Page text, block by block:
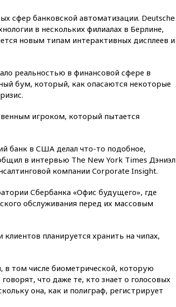
08:51 Осужденный в России
американец Гилман
находится при смерти
07:52
В Таиланде ученик
устроил стрельбу в школе:
07:00Лесной пожар в 30
километрах от Ванкувера
06:00 Суд обязал Meta
выплатить $567 млн по делу о
здоровью детей
05:51 Трамп подписал указ
против «родильного туризма»
в США
рублей в пользу семьи
отравившегося в детсаду
03:00МИД РФ: попытки Запада
рассорить Россию и Казахстан
обречены на провал
сфер банковской автоматизации. Deutsche
в нескольких филиалах в Берлине,
новым типам интерактивных дисплеев и
реальностью в финансовой сфере в
бум, который, как опасаются некоторые
игроком, который пытается
банк в США делал что-то подобное,
в интервью The New York Times Дэниэл
компании Corporate Insight.
Сбербанка «Офис будущего», где
обслуживания перед их массовым
планируется хранить на чипах,
в том числе биометрической, которую
что даже те, кто знает о голосовых
она, как и полиграф, регистрирует